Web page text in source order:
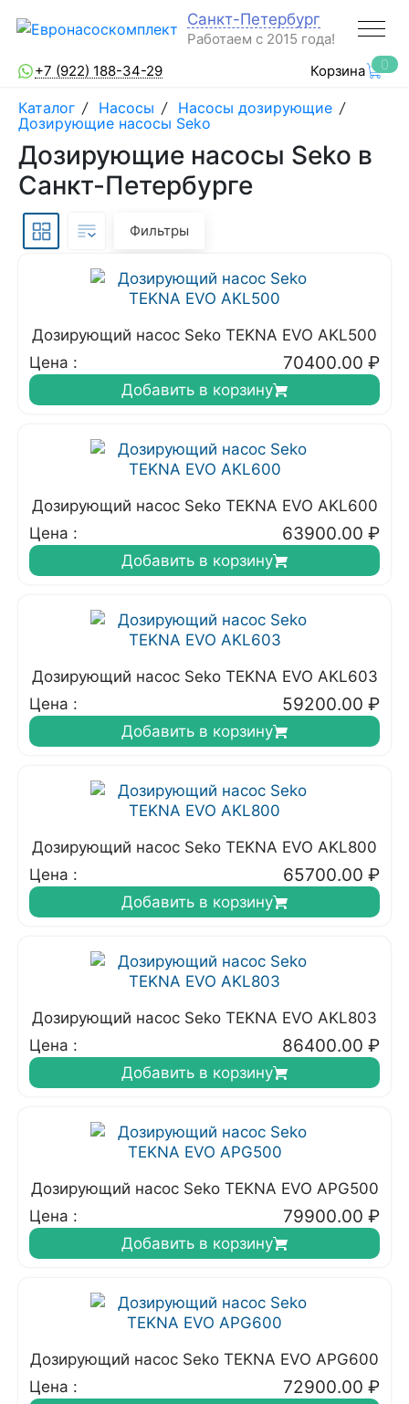
Санкт-Петербург
Работаем с 2015 года!
+7 (922) 188-34-29
Корзина 0
Каталог / Насосы / Насосы дозирующие /
Дозирующие насосы Seko
Дозирующие насосы Seko в
Санкт-Петербурге
Фильтры
Дозирующий насос Seko TEKNA EVO AKL500
Цена :
70400.00 ₽
Добавить в корзину
Дозирующий насос Seko TEKNA EVO AKL600
Цена :
63900.00 ₽
Добавить в корзину
Дозирующий насос Seko TEKNA EVO AKL603
Цена :
59200.00 ₽
Добавить в корзину
Дозирующий насос Seko TEKNA EVO AKL800
Цена :
65700.00 ₽
Добавить в корзину
Дозирующий насос Seko TEKNA EVO AKL803
Цена :
86400.00 ₽
Добавить в корзину
Дозирующий насос Seko TEKNA EVO APG500
Цена :
79900.00 ₽
Добавить в корзину
Дозирующий насос Seko TEKNA EVO APG600
Цена :
72900.00 ₽